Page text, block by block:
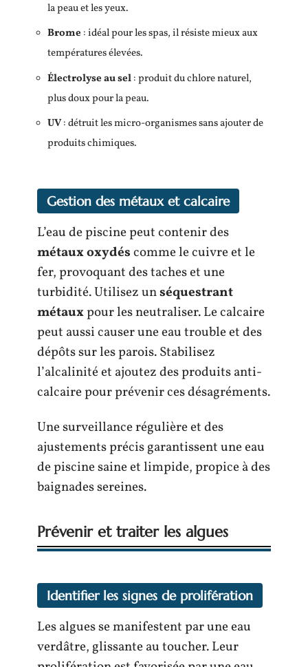
la peau et les yeux.
Brome : idéal pour les spas, il résiste mieux aux
températures élevées.
Électrolyse au sel: produit du chlore naturel,
plus doux pour la peau.
UV: détruit les micro-organismes sans ajouter de
produits chimiques.
Gestion des métaux et calcaire
L’eau de piscine peut contenir des
métaux oxydéscomme le cuivre et le
fer, provoquant des taches et une
turbidité. Utilisez unséquestrant
métauxpour les neutraliser. Le calcaire
peut aussi causer une eau trouble et des
dépôts sur les parois. Stabilisez
l’alcalinité et ajoutez des produits anti-
calcaire pour prévenir ces désagréments.
Une surveillance régulière et des
ajustements précis garantissent une eau
de piscine saine et limpide, propice à des
baignades sereines.
Prévenir et traiter les algues
Identifier les signes de prolifération
Les algues se manifestent par une eau
verdâtre, glissante au toucher. Leur